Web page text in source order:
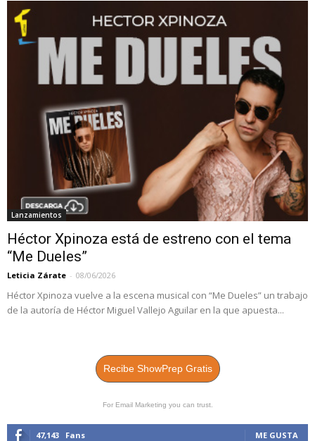
Lanzamientos
Héctor Xpinoza está de estreno con el tema
“Me Dueles”
Leticia Zárate - 08/06/2026
Héctor Xpinoza vuelve a la escena musical con “Me Dueles” un trabajo
de la autoría de Héctor Miguel Vallejo Aguilar en la que apuesta...
Recibe ShowPrep Gratis
For Email Marketing you can trust.
47,143 Fans ME GUSTA